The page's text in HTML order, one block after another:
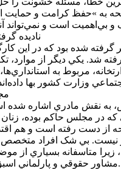
به »حفظ کرامت و حمايت
ناديده
گرفته شده بود که در اين
شد. يکي ديگر از موارد،‌
مربوط به
به نقش مادري اشاره
در مجلس حاکم بوده،‌ زنان
از دست رفته است و هم
متاسفانه بسياري از
حقوقي و پارلماني